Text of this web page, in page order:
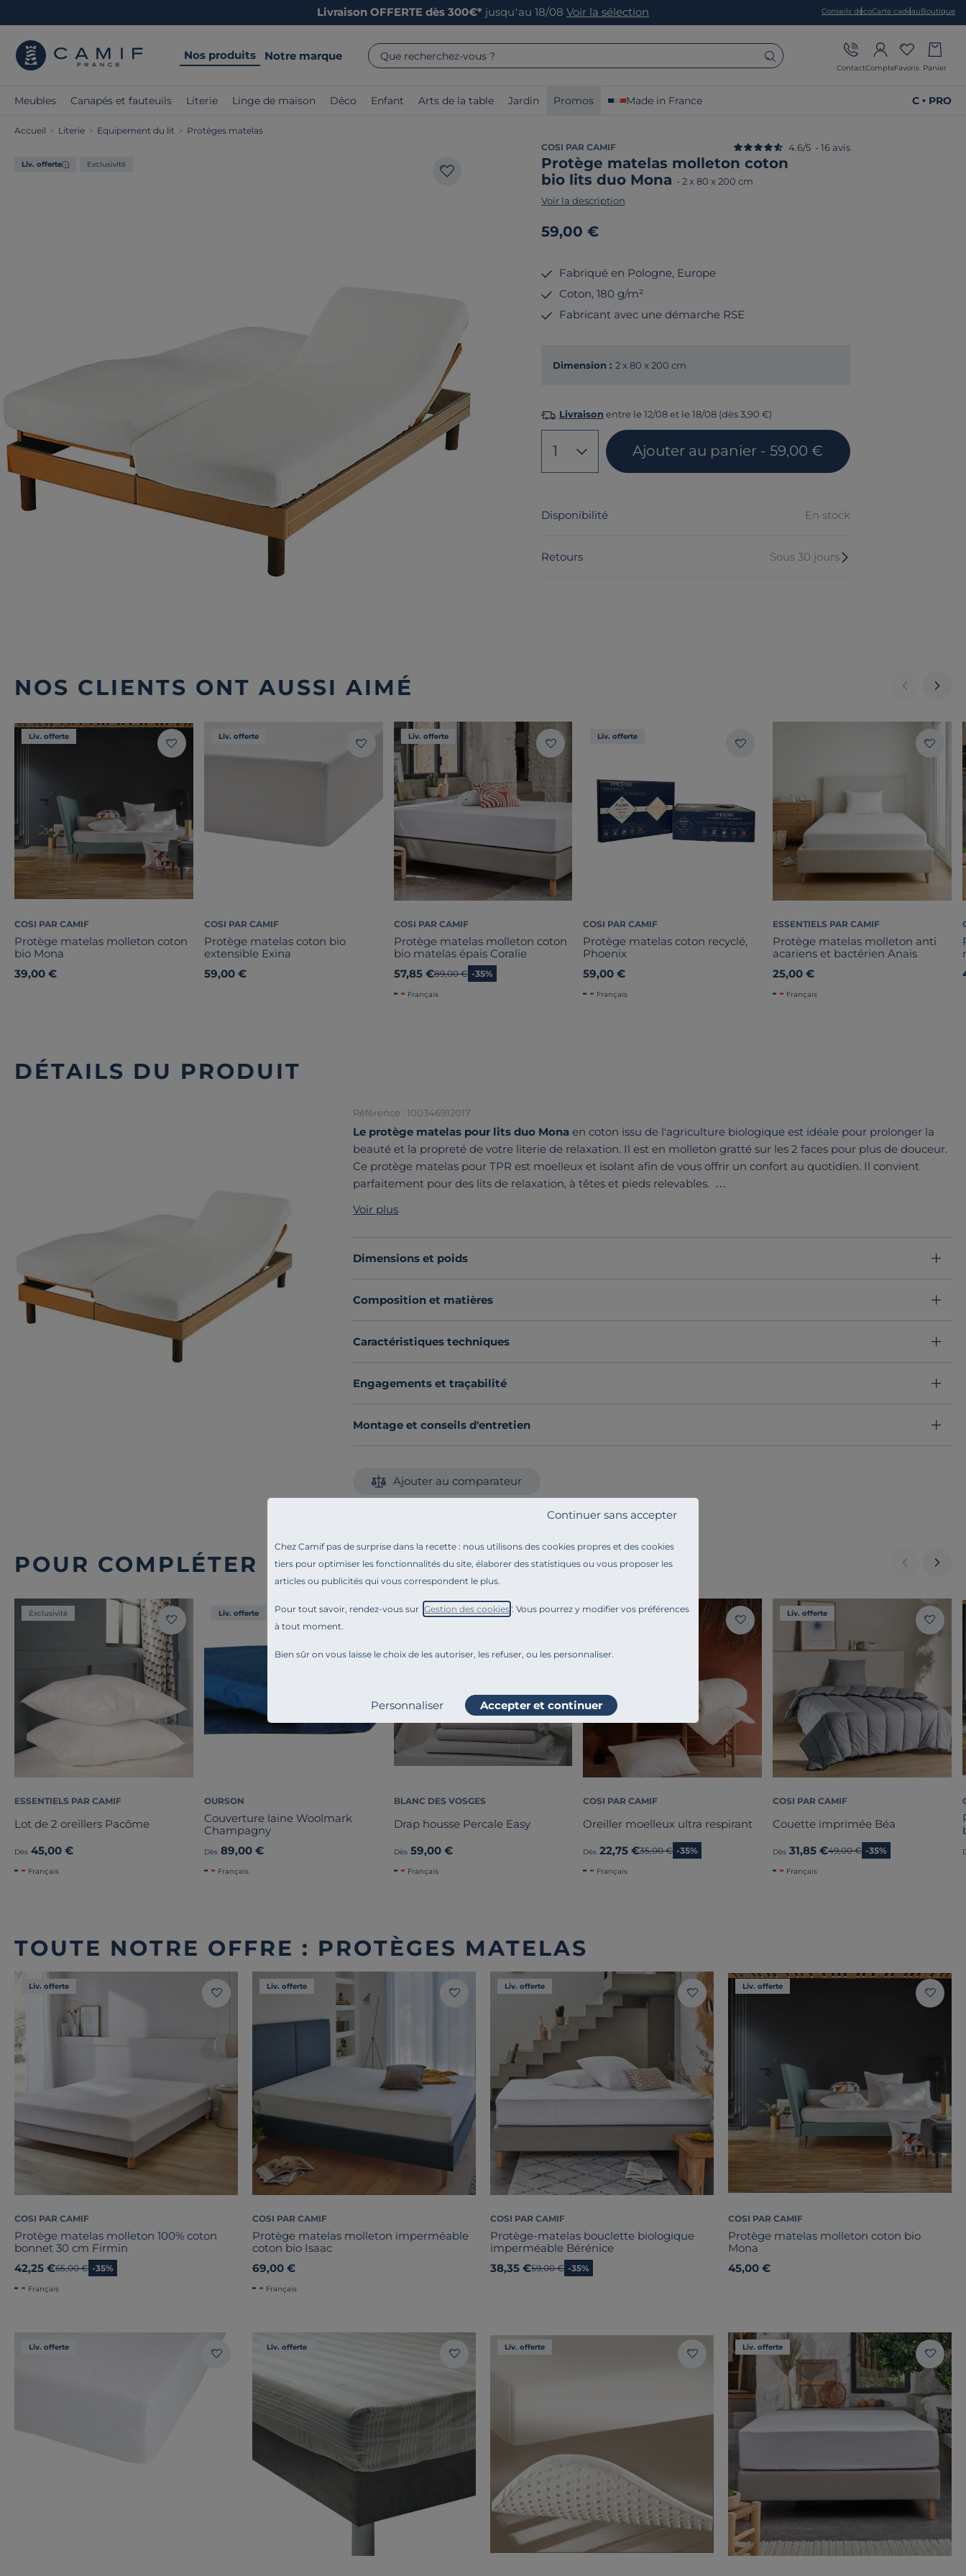
Chez Camif pas de surprise dans la recette : nous utilisons des cookies propres et des cookies
tiers pour optimiser les fonctionnalités du site, élaborer des statistiques ou vous proposer les
articles ou publicités qui vous correspondent le plus.
Pour tout savoir, rendez-vous sur " Gestion des cookies". Vous pourrez y modifier vos préférences
à tout moment.
Bien sûr on vous laisse le choix de les autoriser, les refuser, ou les personnaliser.
Continuer sans accepter
Personnaliser Accepter et continuer
Livraison OFFERTE dès 300€* jusqu’au 18/08 Voir la sélection Conseils décoCarte cadeauBoutique
Nos produits Notre marque Que recherchez-vous ?
ContactCompteFavoris Panier
Meubles Canapés et fauteuils Literie Linge de maison Déco Enfant Arts de la table Jardin Promos Made in France C • PRO
Accueil > Literie > Equipement du lit > Protèges matelas
Liv. offerte Exclusivité
COSI PAR CAMIF
Protège matelas molleton coton
bio lits duo Mona - 2 x 80 x 200 cm
4.6/5 - 16 avis
Voir la description
59,00 €
Fabriqué en Pologne, Europe
Coton, 180 g/m²
Fabricant avec une démarche RSE
Dimension : 2 x 80 x 200 cm
Livraison entre le 12/08 et le 18/08 (dès 3,90 €)
1 Ajouter au panier - 59,00 €
Disponibilité En stock
Retours Sous 30 jours
NOS CLIENTS ONT AUSSI AIMÉ
Liv. offerte
COSI PAR CAMIF
Protège matelas molleton coton
bio Mona
39,00 €
Liv. offerte
COSI PAR CAMIF
Protège matelas coton bio
extensible Exina
59,00 €
Liv. offerte
COSI PAR CAMIF
Protège matelas molleton coton
bio matelas épais Coralie
57,85 €Ancien prix
89,00 € -35%
Français
Liv. offerte
COSI PAR CAMIF
Protège matelas coton recyclé,
Phoenix
59,00 €
Français
ESSENTIELS PAR CAMIF
Protège matelas molleton anti
acariens et bactérien Anais
25,00 €
Français
DÉTAILS DU PRODUIT
Référence : 100346912017
Le protège matelas pour lits duo Mona en coton issu de l'agriculture biologique est idéale pour prolonger la
beauté et la propreté de votre literie de relaxation. Il est en molleton gratté sur les 2 faces pour plus de douceur.
Ce protège matelas pour TPR est moelleux et isolant afin de vous offrir un confort au quotidien. Il convient
parfaitement pour des lits de relaxation, à têtes et pieds relevables.
Voir plus
Dimensions et poids
Composition et matières
Caractéristiques techniques
Engagements et traçabilité
Montage et conseils d'entretien
Ajouter au comparateur
POUR COMPLÉTER L'AMBIANCE
Exclusivité
ESSENTIELS PAR CAMIF
Lot de 2 oreillers Pacôme
Dès 45,00 €
Français
Liv. offerte
OURSON
Couverture laine Woolmark
Champagny
Dès 89,00 €
Français
Liv. offerte
BLANC DES VOSGES
Drap housse Percale Easy
Dès 59,00 €
Français
Liv. offerte
COSI PAR CAMIF
Oreiller moelleux ultra respirant
Dès 22,75 €Ancien prix
35,00 € -35%
Français
Liv. offerte
COSI PAR CAMIF
Couette imprimée Béa
Dès 31,85 €Ancien prix
49,00 € -35%
Français
TOUTE NOTRE OFFRE : PROTÈGES MATELAS
Liv. offerte
COSI PAR CAMIF
Protège matelas molleton 100% coton
bonnet 30 cm Firmin
42,25 €Ancien prix
65,00 € -35%
Français
Liv. offerte
COSI PAR CAMIF
Protège matelas molleton imperméable
coton bio Isaac
69,00 €
Français
Liv. offerte
COSI PAR CAMIF
Protège-matelas bouclette biologique
imperméable Bérénice
38,35 €Ancien prix
59,00 € -35%
Liv. offerte
COSI PAR CAMIF
Protège matelas molleton coton bio
Mona
45,00 €
Liv. offerte Liv. offerte Liv. offerte Liv. offerte